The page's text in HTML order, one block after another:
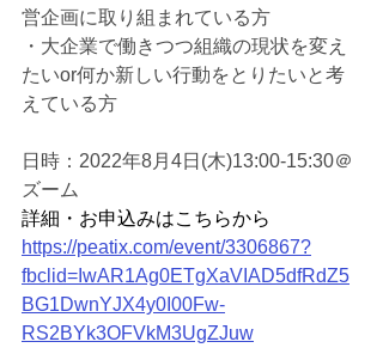
営企画に取り組まれている方
・大企業で働きつつ組織の現状を変え
たいor何か新しい行動をとりたいと考
えている方
日時：2022年8月4日(木)13:00-15:30＠
ズーム
詳細・お申込みはこちらから
https://peatix.com/event/3306867?
fbclid=IwAR1Ag0ETgXaVIAD5dfRdZ5
BG1DwnYJX4y0I00Fw-
RS2BYk3OFVkM3UgZJuw